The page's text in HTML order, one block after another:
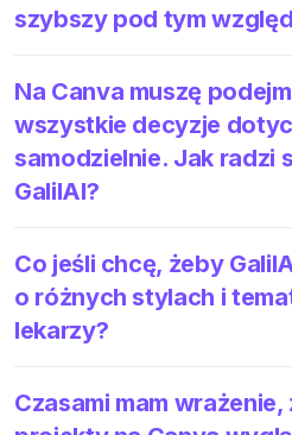
szybszy pod tym
Na Canva muszę
wszystkie decyzje
samodzielnie. Jak radzi
GalilAI?
Co jeśli chcę, żeby
o różnych stylach i
lekarzy?
Czasami mam wrażenie,